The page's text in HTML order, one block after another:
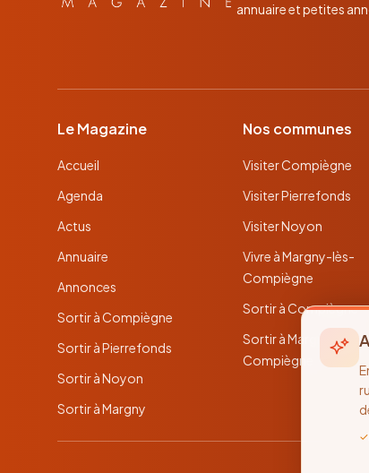
annuaire et petites
Le Magazine
Accueil
Agenda
Actus
Annuaire
Annonces
Sortir à Compiègne
Sortir à Pierrefonds
Sortir à Noyon
Sortir à Margny
Nos communes
Visiter Compiègne
Visiter Pierrefonds
Visiter Noyon
Vivre à Margny-lès-
Compiègne
Sortir à Compiègne
Sortir à Margny-lès-
Compiègne
✓